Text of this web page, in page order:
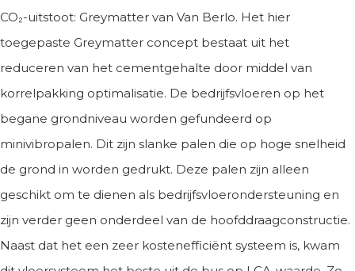
CO₂-uitstoot: Greymatter van Van Berlo. Het hier
toegepaste Greymatter concept bestaat uit het
reduceren van het cementgehalte door middel van
korrelpakking optimalisatie. De bedrijfsvloeren op het
begane grondniveau worden gefundeerd op
minivibropalen. Dit zijn slanke palen die op hoge snelheid
de grond in worden gedrukt. Deze palen zijn alleen
geschikt om te dienen als bedrijfsvloerondersteuning en
zijn verder geen onderdeel van de hoofddraagconstructie.
Naast dat het een zeer kostenefficiënt systeem is, kwam